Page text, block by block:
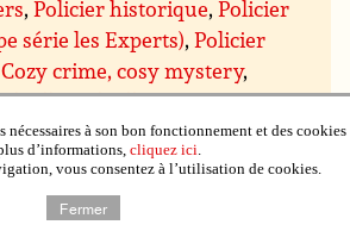
,Policier historique,Policier
série les Experts),Policier
Cozy crime, cosy mystery,
Thriller,Thriller
Thriller conspiration, politique,
,Thriller médical et
juridique et financier
,Romans d’amour, romans
nécessaires à son bon fonctionnement et des cookies
d’informations, cliquez ici.
vous consentez à l’utilisation de cookies.
Fermer